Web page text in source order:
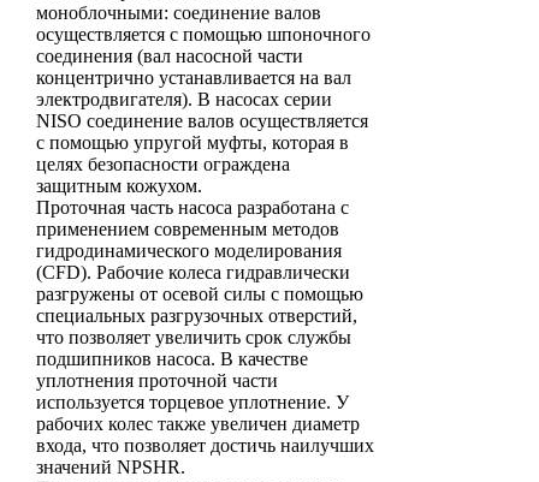
моноблочными: соединение валов
осуществляется с помощью шпоночного
соединения (вал насосной части
концентрично устанавливается на вал
электродвигателя). В насосах серии
NISO соединение валов осуществляется
с помощью упругой муфты, которая в
целях безопасности ограждена
защитным кожухом.
Проточная часть насоса разработана с
применением современным методов
гидродинамического моделирования
(CFD). Рабочие колеса гидравлически
разгружены от осевой силы с помощью
специальных разгрузочных отверстий,
что позволяет увеличить срок службы
подшипников насоса. В качестве
уплотнения проточной части
используется торцевое уплотнение. У
рабочих колес также увеличен диаметр
входа, что позволяет достичь наилучших
значений NPSHR.